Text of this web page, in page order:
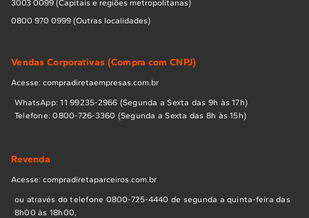
3003 0099 (Capitais e regiões metropolitanas)
0800 970 0999 (Outras localidades)
Vendas Corporativas (Compra com CNPJ)
Acesse: compradiretaempresas.com.br
WhatsApp: 11 99235-2966 (Segunda a Sexta das 9h às 17h)
Telefone: 0800-726-3360 (Segunda a Sexta das 8h às 15h)
Revenda
Acesse: compradiretaparceiros.com.br
ou através do telefone 0800-725-4440 de segunda a quinta-feira das
8h00 às 18h00,